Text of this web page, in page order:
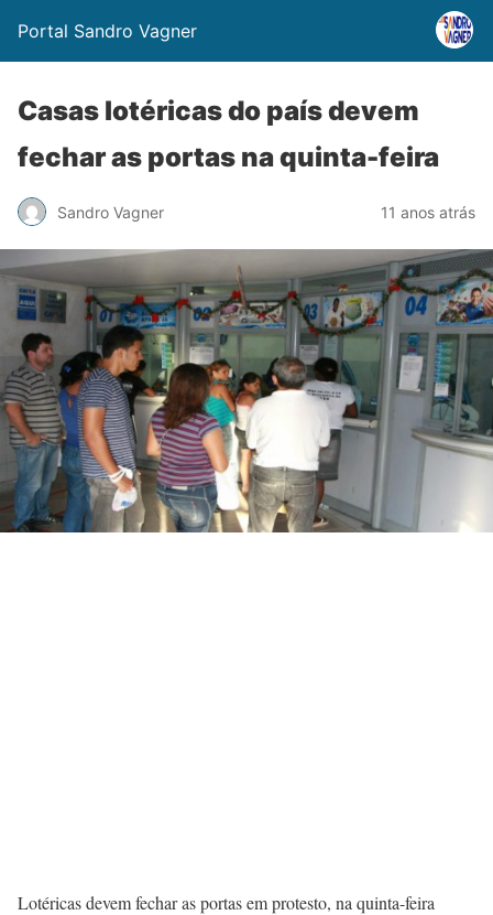
Portal Sandro Vagner
Casas lotéricas do país devem
fechar as portas na quinta-feira
Sandro Vagner 11 anos atrás
Lotéricas devem fechar as portas em protesto, na quinta-feira